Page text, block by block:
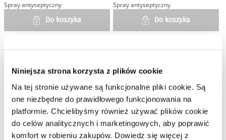
Niniejsza strona korzysta z plików cookie
Na tej stronie używane są funkcjonalne pliki cookie. Są
one niezbędne do prawidłowego funkcjonowania na
platformie. Chcielibyśmy również używać plików cookie
do celów analitycznych i marketingowych, aby poprawić
komfort w robieniu zakupów. Dowiedz się więcej z
Spray antyseptyczny
Do koszyka
Spray antyseptyczny
Do koszyka